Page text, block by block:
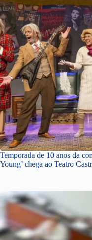
Temporada de 10 anos da
Young’ chega ao Teatro